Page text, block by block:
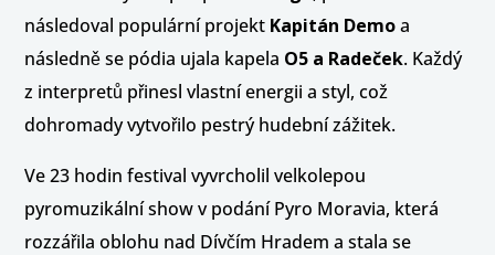
následoval populární projekt Kapitán Demoa
následně se pódia ujala kapela O5 a Radeček. Každý
z interpretů přinesl vlastní energii a styl, což
dohromady vytvořilo pestrý hudební zážitek.
Ve 23 hodin festival vyvrcholil velkolepou
pyromuzikální show v podání Pyro Moravia, která
rozzářila oblohu nad Dívčím Hradem a stala se